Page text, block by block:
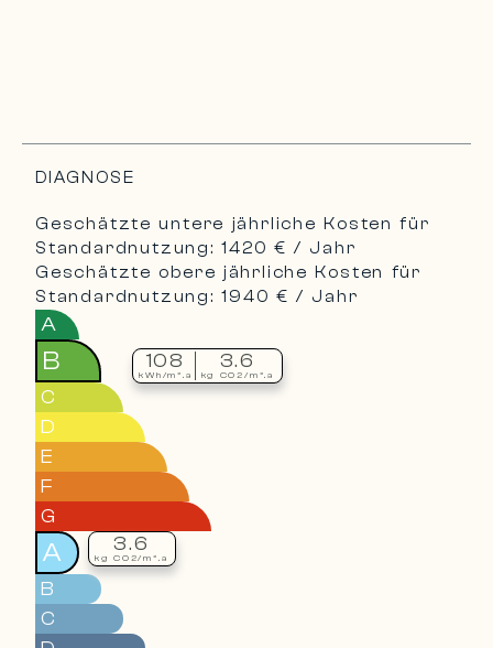
DIAGNOSE
Geschätzte untere jährliche Kosten für
Standardnutzung: 1420 € / Jahr
Geschätzte obere jährliche Kosten für
Standardnutzung: 1940 € / Jahr
A
B
C
D
E
F
G
108
kWh/m².a
3.6
kg CO2/m².a
A
B
C
3.6
kg CO2/m².a